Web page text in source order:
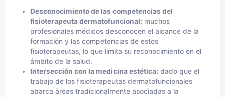
Desconocimiento de las competencias del
fisioterapeuta dermatofuncional: muchos
profesionales médicos desconocen el alcance de la
formación y las competencias de estos
fisioterapeutas, lo que limita su reconocimiento en el
ámbito de la salud.
Intersección con la medicina estética: dado que el
trabajo de los fisioterapeutas dermatofuncionales
abarca áreas tradicionalmente asociadas a la